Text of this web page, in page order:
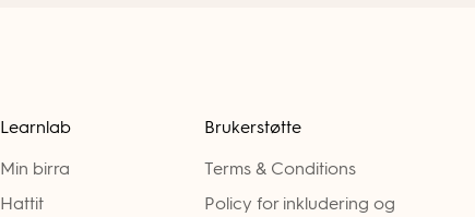
Learnlab
Min birra
Hattit
Brukerstøtte
Terms & Conditions
Policy for inkludering og